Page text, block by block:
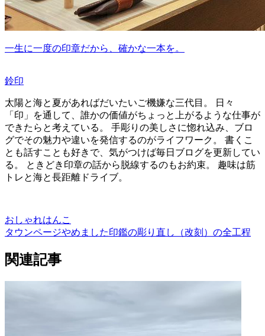
一生に一度の印章だから、確かな一本を。
鈴印
太陽と海と夏があればだいたいご機嫌な三代目。 日々
「印」を通して、誰かの価値がちょっと上がるような仕事が
できたらと考えている。 手彫りの美しさに惚れ込み、ブロ
グでその魅力や違いを発信するのがライフワーク。 書くこ
とも話すことも好きで、気がつけば毎日ブログを更新してい
る。 ときどき印章の話から脱線するのもお約束。 趣味は筋
トレと海と長距離ドライブ。
おしゃれはんこ
タウンページやめました印鑑の彫り直し（改刻）の全工程
関連記事